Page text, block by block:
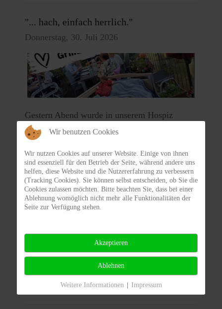
Wir benutzen Cookies
Wir nutzen Cookies auf unserer Website. Einige von ihnen
sind essenziell für den Betrieb der Seite, während andere uns
helfen, diese Website und die Nutzererfahrung zu verbessern
(Tracking Cookies). Sie können selbst entscheiden, ob Sie die
Cookies zulassen möchten. Bitte beachten Sie, dass bei einer
Ablehnung womöglich nicht mehr alle Funktionalitäten der
Seite zur Verfügung stehen.
Akzeptieren
Ablehnen
Weitere Informationen | Impressum
"... hach, einfach herrlich."
Donnerstag, 30. Juli 2026
Gestern Abend wurde in unserem Hospiz
gegrillt - wer wollte hatte Angehörige
Terasse gesetzt. Gemeinsam haben wir gegrillt,
gegessen und uns über "Gott und die Welt"
unterhalten. Ein entspannter, geselliger und
sehr schöner Abend - somit ein großer Dank an
s...
Weiterlesen